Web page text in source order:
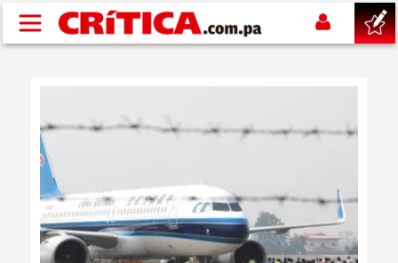
Pasar al contenido principal
SUCESOS
NACIONAL
POLÍTICA